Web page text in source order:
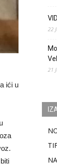
ići u
22
21